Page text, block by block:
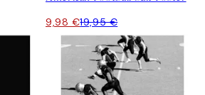
9,98 €19,95 €